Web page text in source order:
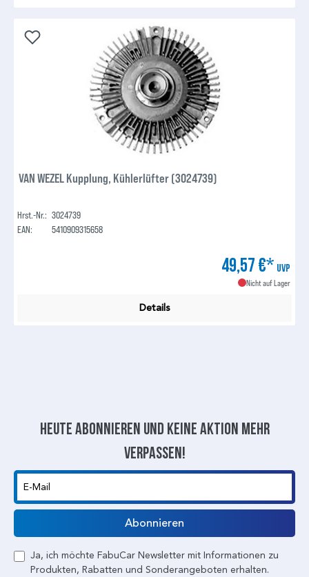
VAN WEZEL Kupplung, Kühlerlüfter (3024739)
Hrst.-Nr.: 3024739
EAN:
5410909315658
49,57 €* UVP
Nicht auf Lager
Details
Heute abonnieren und keine aktion mehr
verpassen!
E-Mail
Abonnieren
Ja, ich möchte FabuCar Newsletter mit Informationen zu
Produkten, Rabatten und Sonderangeboten erhalten.